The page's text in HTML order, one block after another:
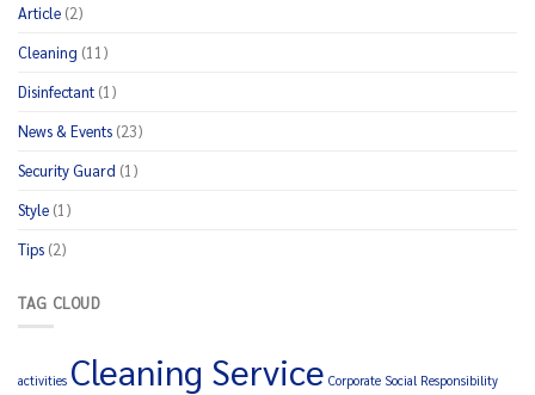
Article (2)
Cleaning (11)
Disinfectant (1)
News & Events (23)
Security Guard (1)
Style (1)
Tips (2)
TAG CLOUD
activities Cleaning Service Corporate Social Responsibility